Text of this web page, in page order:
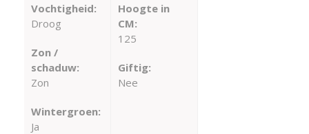
Vochtigheid:
Droog
Zon /
schaduw:
Zon
Wintergroen:
Ja
Hoogte in
CM:
125
Giftig:
Nee